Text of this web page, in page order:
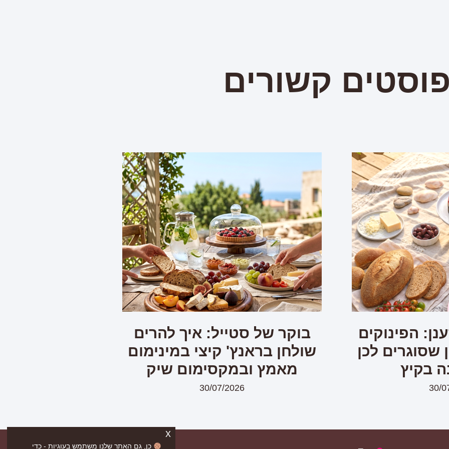
קשורים
הפינוקים
לכן
בקיץ
30/
בוקר של סטייל: איך להרים
שולחן בראנץ' קיצי במינימום
מאמץ ובמקסימום שיק
30/07/2026
כן, גם האתר שלנו משתמש בעוגיות - כדי
x